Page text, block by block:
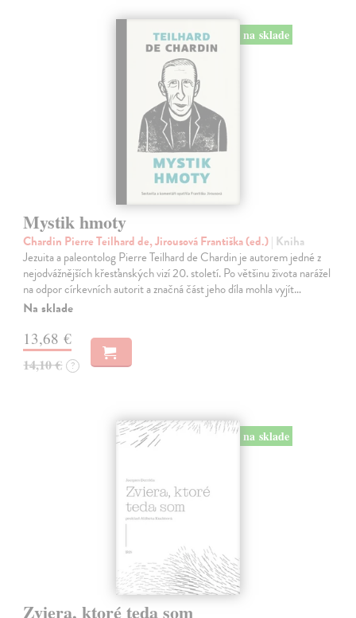
na sklade
Mystik hmoty
Chardin Pierre Teilhard de, Jirousová Františka (ed.)| Kniha
Jezuita a paleontolog Pierre Teilhard de Chardin je autorem jedné z
nejodvážnějších křesťanských vizí 20. století. Po většinu života narážel
na odpor církevních autorit a značná část jeho díla mohla vyjít…
Na sklade
13,68 €
14,10 € ?
na sklade
Zviera, ktoré teda som